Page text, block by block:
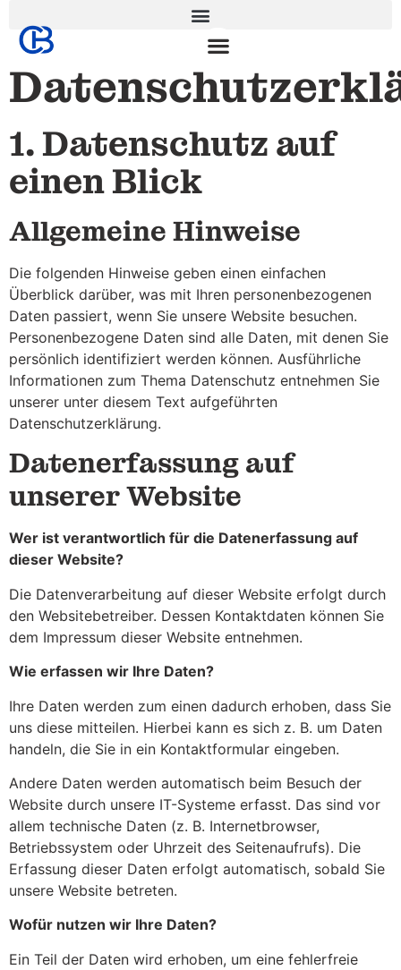
1. Datenschutz auf
einen Blick
Allgemeine Hinweise
Die folgenden Hinweise geben einen einfachen
Überblick darüber, was mit Ihren personenbezogenen
Daten passiert, wenn Sie unsere Website besuchen.
Personenbezogene Daten sind alle Daten, mit denen Sie
persönlich identifiziert werden können. Ausführliche
Informationen zum Thema Datenschutz entnehmen Sie
unserer unter diesem Text aufgeführten
Datenschutzerklärung.
Datenerfassung auf
unserer Website
Wer ist verantwortlich für die Datenerfassung auf
dieser Website?
Die Datenverarbeitung auf dieser Website erfolgt durch
den Websitebetreiber. Dessen Kontaktdaten können Sie
dem Impressum dieser Website entnehmen.
Wie erfassen wir Ihre Daten?
Ihre Daten werden zum einen dadurch erhoben, dass Sie
uns diese mitteilen. Hierbei kann es sich z. B. um Daten
handeln, die Sie in ein Kontaktformular eingeben.
Andere Daten werden automatisch beim Besuch der
Website durch unsere IT-Systeme erfasst. Das sind vor
allem technische Daten (z. B. Internetbrowser,
Betriebssystem oder Uhrzeit des Seitenaufrufs). Die
Erfassung dieser Daten erfolgt automatisch, sobald Sie
unsere Website betreten.
Wofür nutzen wir Ihre Daten?
Ein Teil der Daten wird erhoben, um eine fehlerfreie